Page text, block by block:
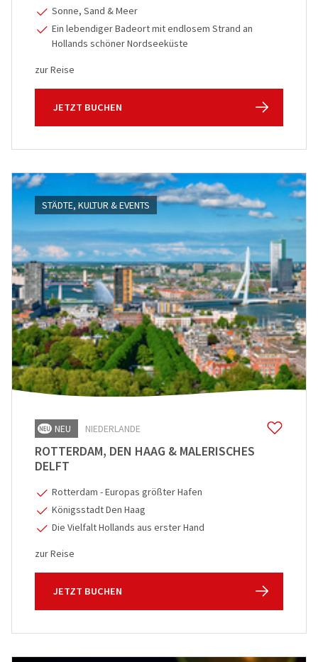
Sonne, Sand & Meer
Ein lebendiger Badeort mit endlosem Strand an
Hollands schöner Nordseeküste
zur Reise
JETZT BUCHEN
STÄDTE, KULTUR & EVENTS
NEU NIEDERLANDE
ROTTERDAM, DEN HAAG & MALERISCHES
DELFT
Rotterdam - Europas größter Hafen
Königsstadt Den Haag
Die Vielfalt Hollands aus erster Hand
zur Reise
JETZT BUCHEN